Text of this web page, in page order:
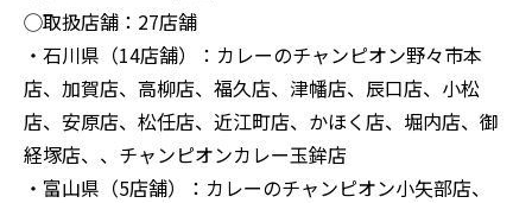
◯取扱店舗：27店舗
・石川県（14店舗）：カレーのチャンピオン野々市本
店、加賀店、高柳店、福久店、津幡店、辰口店、小松
店、安原店、松任店、近江町店、かほく店、堀内店、御
経塚店、、チャンピオンカレー玉鉾店
・富山県（5店舗）：カレーのチャンピオン小矢部店、